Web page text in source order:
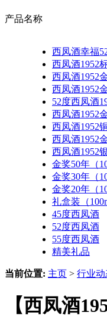
产品名称
西凤酒幸福
西凤酒1952
西凤酒1952
西凤酒1952
52度西凤酒
西凤酒1952
西凤酒1952
西凤酒1952
西凤酒1952
金奖50年（
金奖30年（
金奖20年（
礼盒装（
45度西凤酒
52度西凤酒
55度西凤酒
精美礼品
当前位置: 主页 > 行业动
【西凤酒